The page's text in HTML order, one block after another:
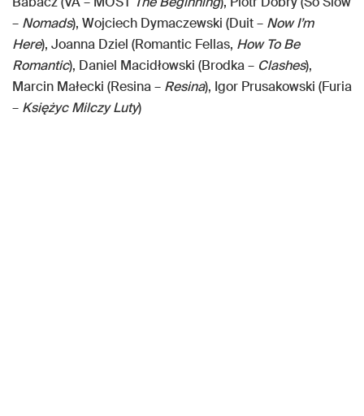
– Nomads), Wojciech Dymaczewski (Duit – Now I’m
Here), Joanna Dziel (Romantic Fellas, How To Be
Romantic), Daniel Macidłowski (Brodka – Clashes),
Marcin Małecki (Resina – Resina), Igor Prusakowski (Furia
– Księżyc Milczy Luty)